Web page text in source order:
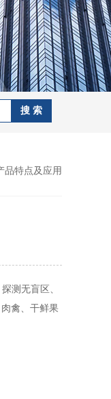
品特点及应用
测无盲区、
禽、干鲜果